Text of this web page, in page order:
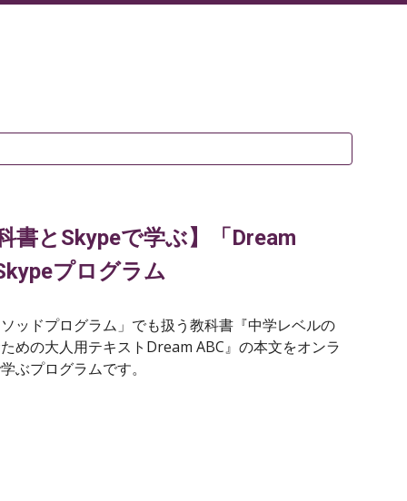
書とSkypeで学ぶ】「Dream
プログラム
ッドプログラム」でも扱う教科書『中学レベルの
めの大人用テキストDream ABC』の本文をオンラ
ぶプログラムです。